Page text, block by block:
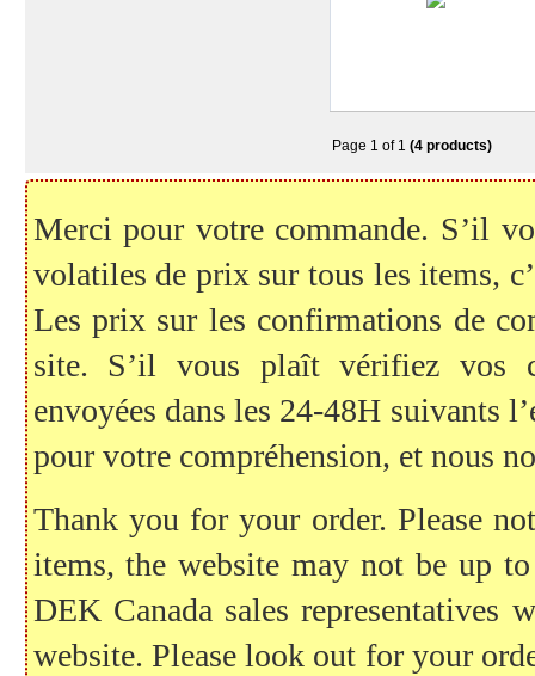
Page 1 of 1 (4 products)
Merci pour votre commande. S’il
volatiles de prix sur tous les items,
Les prix sur les confirmations de
site. S’il vous plaît vérifiez vos
envoyées dans les 24-48H suivants
pour votre compréhension, et nous
Thank you for your order. Please
items, the website may not be up
DEK Canada sales representatives
website. Please look out for your